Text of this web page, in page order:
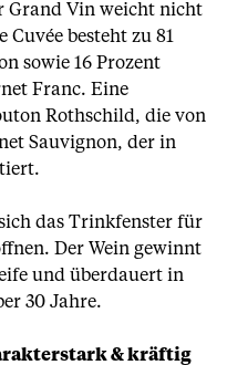
Grand Vin weicht nicht
besteht zu 81
sowie 16 Prozent
Franc. Eine
Rothschild, die von
Sauvignon, der in
das Trinkfenster für
Der Wein gewinnt
und überdauert in
30 Jahre.
& kräftig